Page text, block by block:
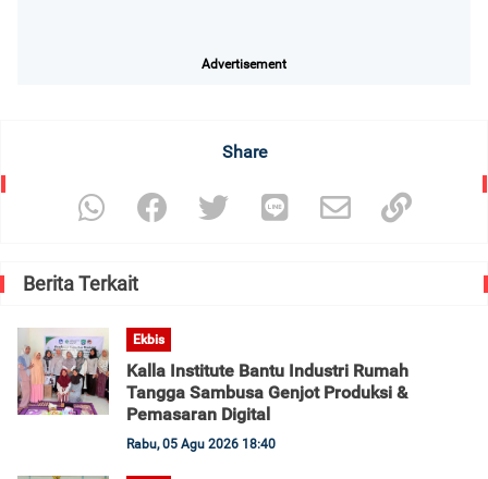
Advertisement
Share
Berita Terkait
Ekbis
Kalla Institute Bantu Industri Rumah
Tangga Sambusa Genjot Produksi &
Pemasaran Digital
Rabu, 05 Agu 2026 18:40